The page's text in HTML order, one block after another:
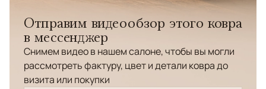
Отправим видеообзор этого ковра
в мессенджер
Снимем видео в нашем салоне, чтобы вы могли
рассмотреть фактуру, цвет и детали ковра до
визита или покупки